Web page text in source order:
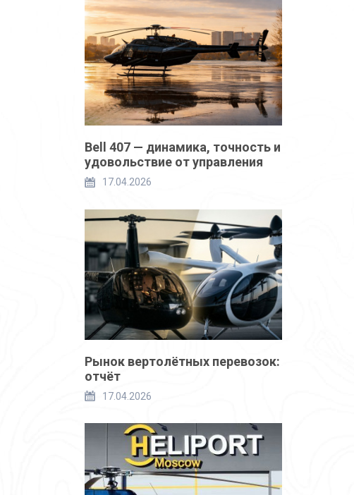
Bell 407 — динамика, точность и
удовольствие от управления
17.04.2026
Рынок вертолётных перевозок:
отчёт
17.04.2026